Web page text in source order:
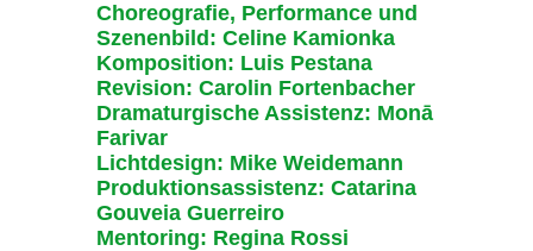
Choreografie, Performance und
Szenenbild: Celine Kamionka
Komposition: Luis Pestana
Revision: Carolin Fortenbacher
Dramaturgische Assistenz: Monā
Farivar
Lichtdesign: Mike Weidemann
Produktionsassistenz: Catarina
Gouveia Guerreiro
Mentoring: Regina Rossi